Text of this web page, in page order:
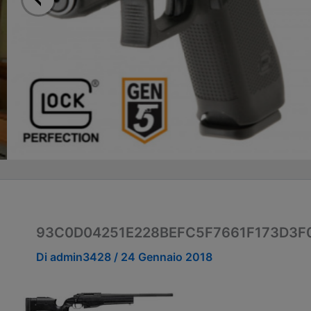
Di admin3428 / 24 Gennaio 2018